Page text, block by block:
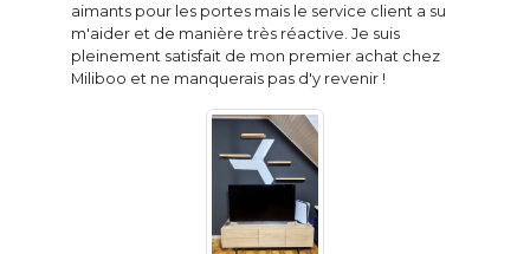
aimants pour les portes mais le service client a su
m'aider et de manière très réactive. Je suis
pleinement satisfait de mon premier achat chez
Miliboo et ne manquerais pas d'y revenir !